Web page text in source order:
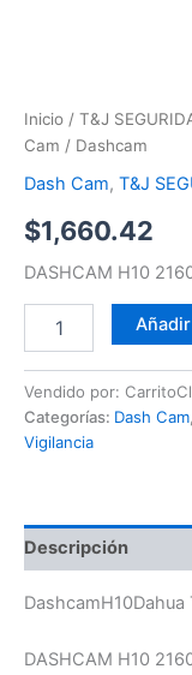
Inicio / T&J
Cam / Dashcam
Dash Cam, T&J
$1,660.42
DASHCAM H10
Vendido por:
Categorías: Dash Cam
Vigilancia
Descripción
DASHCAM H10